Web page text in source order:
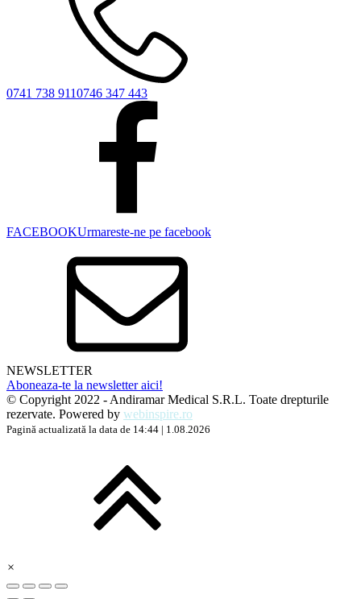
0741 738 9110746 347 443
FACEBOOKUrmareste-ne pe facebook
NEWSLETTER
Aboneaza-te la newsletter aici!
© Copyright 2022 - Andiramar Medical S.R.L. Toate drepturile
rezervate. Powered by webinspire.ro
Pagină actualizată la data de 14:44 | 1.08.2026
×